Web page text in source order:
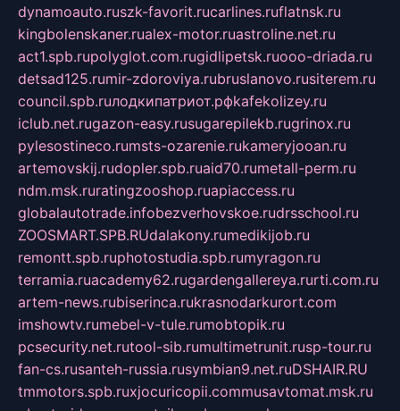
dynamoauto.ruszk-favorit.rucarlines.ruflatnsk.ru
kingbolenskaner.rualex-motor.ruastroline.net.ru
act1.spb.rupolyglot.com.rugidlipetsk.ruooo-driada.ru
detsad125.rumir-zdoroviya.rubruslanovo.rusiterem.ru
council.spb.ruлодкипатриот.рфkafekolizey.ru
iclub.net.rugazon-easy.rusugarepilekb.rugrinox.ru
pylesostineco.rumsts-ozarenie.rukameryjooan.ru
artemovskij.rudopler.spb.ruaid70.rumetall-perm.ru
ndm.msk.ruratingzooshop.ruapiaccess.ru
globalautotrade.infobezverhovskoe.rudrsschool.ru
ZOOSMART.SPB.RUdalakony.rumedikijob.ru
remontt.spb.ruphotostudia.spb.rumyragon.ru
terramia.ruacademy62.rugardengallereya.rurti.com.ru
artem-news.rubiserinca.rukrasnodarkurort.com
imshowtv.rumebel-v-tule.rumobtopik.ru
pcsecurity.net.rutool-sib.rumultimetrunit.rusp-tour.ru
fan-cs.rusanteh-russia.rusymbian9.net.ruDSHAIR.RU
tmmotors.spb.ruxjocuricopii.commusavtomat.msk.ru